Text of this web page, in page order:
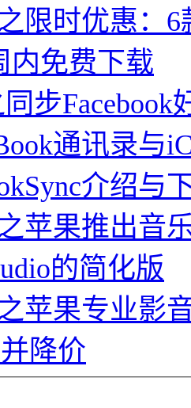
限时优惠：
内免费下载
步
通讯录与
介绍与
苹果推出音
的简化版
苹果专业影
降价